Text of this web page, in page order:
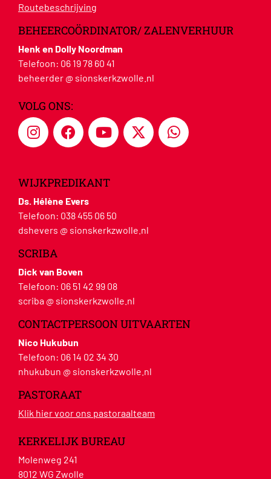
Routebeschrijving
BEHEERCOÖRDINATOR/ ZALENVERHUUR
Henk en Dolly Noordman
Telefoon: 06 19 78 60 41
beheerder @ sionskerkzwolle.nl
VOLG ONS:
WIJKPREDIKANT
Ds. Hélène Evers
Telefoon: 038 455 06 50
dshevers @ sionskerkzwolle.nl
SCRIBA
Dick van Boven
Telefoon: 06 51 42 99 08
scriba @ sionskerkzwolle.nl
CONTACTPERSOON UITVAARTEN
Nico Hukubun
Telefoon: 06 14 02 34 30
nhukubun @ sionskerkzwolle.nl
PASTORAAT
Klik hier voor ons pastoraalteam
KERKELIJK BUREAU
Molenweg 241
8012 WG Zwolle